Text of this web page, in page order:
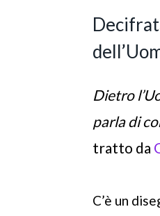
Dietro
parla di
tratto da
C’è un